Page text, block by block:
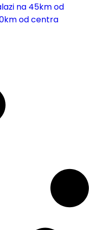
na 45km od
od centra